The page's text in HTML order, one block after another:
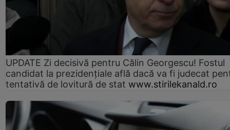
UPDATE Zi decisivă pentru Călin Georgescu! Fostul
candidat la prezidențiale află dacă va fi judecat
tentativă de lovitură de stat www.stirilekanald.ro